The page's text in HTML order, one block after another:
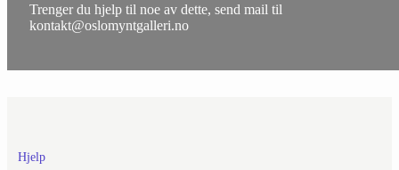
Trenger du hjelp til noe av dette, send mail til
kontakt@oslomyntgalleri.no
Hjelp